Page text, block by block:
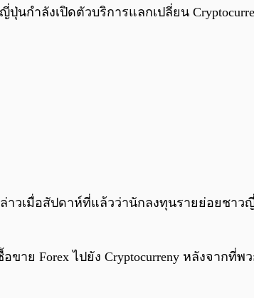
ำลังเปิดตัวบริการแลกเปลี่ยน
ล่าวเมื่อสัปดาห์ที่แล้วว่านักลงทุนรายย่อยชา
ย Forex ไปยัง Cryptocurreny หลังจากที่พ